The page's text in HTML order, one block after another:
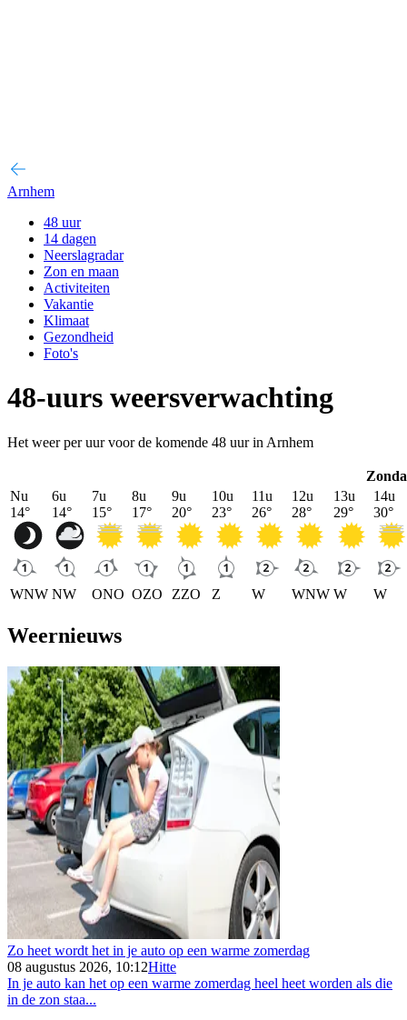
Arnhem
48 uur
14 dagen
Neerslagradar
Zon en maan
Activiteiten
Vakantie
Klimaat
Gezondheid
Foto's
48-uurs weersverwachting
Het weer per uur voor de komende 48 uur in Arnhem
Nu
14°
WNW
6u
14°
NW
7u
15°
ONO
8u
17°
OZO
9u
20°
ZZO
10u
23°
Z
11u
26°
W
12u
28°
WNW
13u
29°
W
14u
30°
W
Weernieuws
Zo heet wordt het in je auto op een warme zomerdag
08 augustus 2026, 10:12Hitte
In je auto kan het op een warme zomerdag heel heet worden als die
in de zon staa...